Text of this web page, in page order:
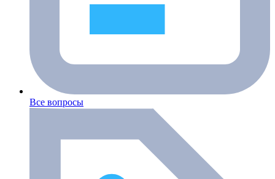
Все вопросы